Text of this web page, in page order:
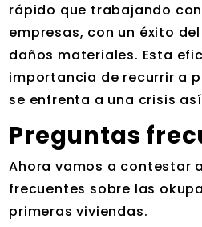
rápido que trabajando
empresas, con un éxito
daños materiales. Esta
importancia de recurrir a
se enfrenta a una crisis
Preguntas
Ahora vamos a contestar
frecuentes sobre las
primeras vivienda​s.